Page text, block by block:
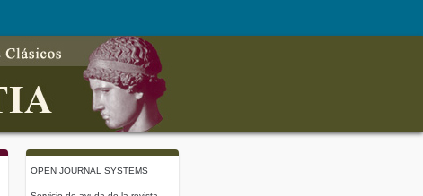
OPEN JOURNAL SYSTEMS